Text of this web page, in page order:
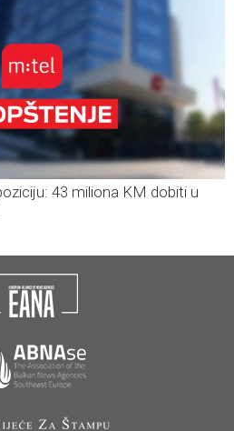
43 miliona KM dobiti u